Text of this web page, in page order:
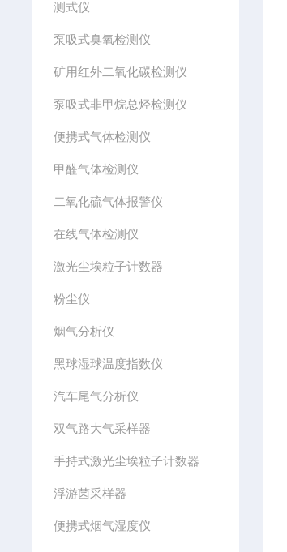
测式仪
泵吸式臭氧检测仪
矿用红外二氧化碳检测仪
泵吸式非甲烷总烃检测仪
便携式气体检测仪
甲醛气体检测仪
二氧化硫气体报警仪
在线气体检测仪
激光尘埃粒子计数器
粉尘仪
烟气分析仪
黑球湿球温度指数仪
汽车尾气分析仪
双气路大气采样器
手持式激光尘埃粒子计数器
浮游菌采样器
便携式烟气湿度仪